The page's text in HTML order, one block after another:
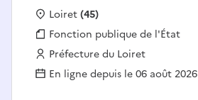
Localisation :
Loiret(45)
Fonction publique :
Fonction publique de l'État
Employeur :
Préfecture du Loiret
En ligne depuis le 06 août 2026